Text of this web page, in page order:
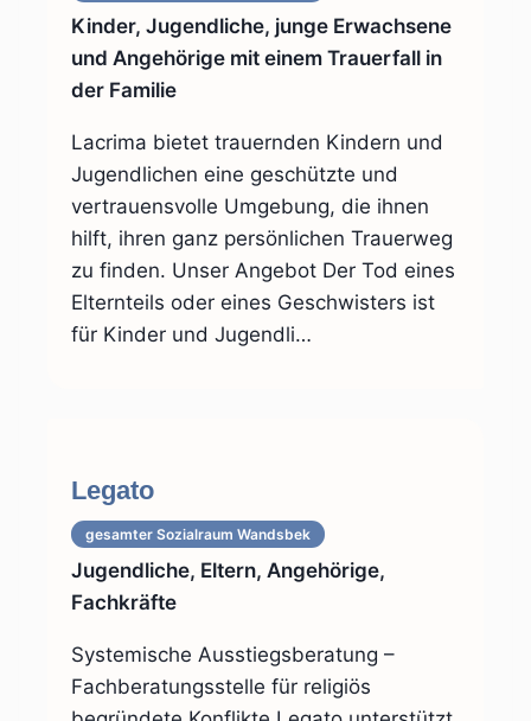
Kinder, Jugendliche, junge Erwachsene
und Angehörige mit einem Trauerfall in
der Familie
Lacrima bietet trauernden Kindern und
Jugendlichen eine geschützte und
vertrauensvolle Umgebung, die ihnen
hilft, ihren ganz persönlichen Trauerweg
zu finden. Unser Angebot Der Tod eines
Elternteils oder eines Geschwisters ist
für Kinder und Jugendli…
Legato
gesamter Sozialraum Wandsbek
Jugendliche, Eltern, Angehörige,
Fachkräfte
Systemische Ausstiegsberatung –
Fachberatungsstelle für religiös